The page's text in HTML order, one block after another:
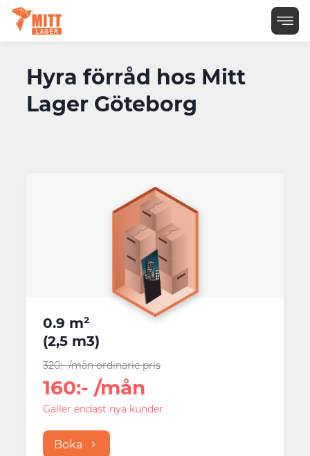
Hyra förråd hos Mitt
Lager Göteborg
0.9 m²
(2,5 m3)
320:-/månordinarie pris
160:- /mån
Gäller endast nya kunder
Boka